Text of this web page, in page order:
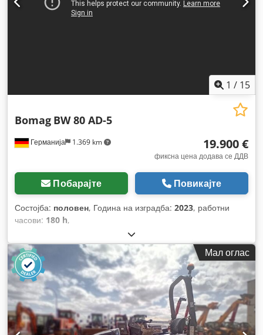
1 / 15
Германија 1.369 km
Bomag BW 80 AD-5
19.900 €
фиксна цена додава се ДДВ
Побарајте Повикајте
Состојба: половен, Година на изградба: 2023, работни
часови: 180 h,
Мал оглас